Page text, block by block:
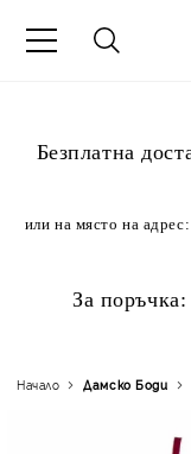
или на място на адрес:
За поръчка:
Начало Дамскo Боди